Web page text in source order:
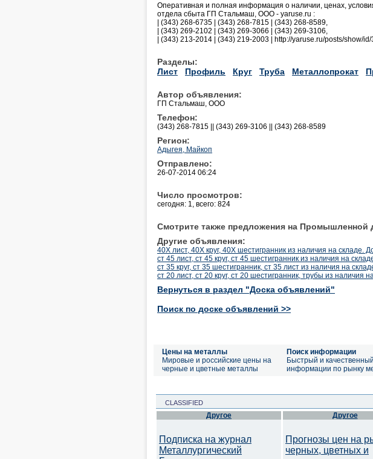
Оперативная и полная информация о наличии, ценах,
отдела сбыта ГП Стальмаш, ООО - yaruse.ru :
| (343) 268-6735 | (343) 268-7815 | (343) 268-8589,
| (343) 269-2102 | (343) 269-3066 | (343) 269-3106,
| (343) 213-2014 | (343) 219-2003 | http://yaruse.ru/posts/show/
Разделы:
Лист
Профиль Круг Труба Металлопрокат
Автор объявления:
ГП Стальмаш, ООО
Телефон:
(343) 268-7815 || (343) 269-3106 || (343) 268-8589
Регион:
Адыгея, Майкоп
Отправлено:
26-07-2014 06:24
Число просмотров:
сегодня: 1, всего: 824
Смотрите также предложения на Промышленной
Другие объявления:
40Х лист, 40Х круг, 40Х шестигранник из наличия на складе.
ст 45 лист, ст 45 круг, ст 45 шестигранник из наличия на
ст 35 круг, ст 35 шестигранник, ст 35 лист из наличия на
ст 20 лист, ст 20 круг, ст 20 шестигранник, трубы из наличия
Вернуться в раздел "Доска объявлений"
Поиск по доске объявлений >>
Цены на металлы
Мировые и российские цены на
черные и цветные металлы
Поиск информации
Быстрый и
информации по рынку
CLASSIFIED
Другое
Подписка на журнал
Металлургический
Другое
Прогнозы цен на
черных, цветных и